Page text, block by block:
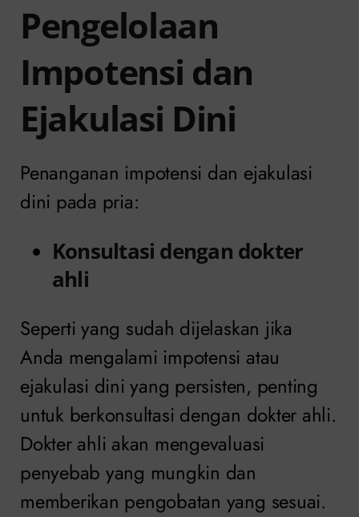
Pengelolaan
Impotensi dan
Ejakulasi Dini
Penanganan impotensi dan ejakulasi
dini pada pria:
Konsultasi dengan dokter
ahli
Seperti yang sudah dijelaskan jika
Anda mengalami impotensi atau
ejakulasi dini yang persisten, penting
untuk berkonsultasi dengan dokter ahli.
Dokter ahli akan mengevaluasi
penyebab yang mungkin dan
memberikan pengobatan yang sesuai.